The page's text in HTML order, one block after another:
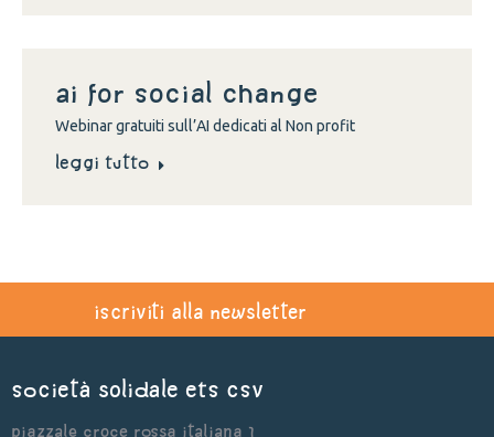
Ai for social change
Webinar gratuiti sull’AI dedicati al Non profit
Leggi tutto
iscriviti alla newsletter
Società Solidale ets CSV
Piazzale Croce Rossa Italiana 1